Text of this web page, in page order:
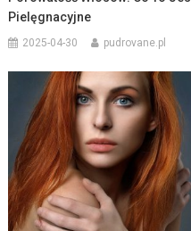
Pielęgnacyjne
2025-04-30 pudrovane.pl